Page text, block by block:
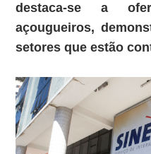
destaca-se a
açougueiros,
setores que estão